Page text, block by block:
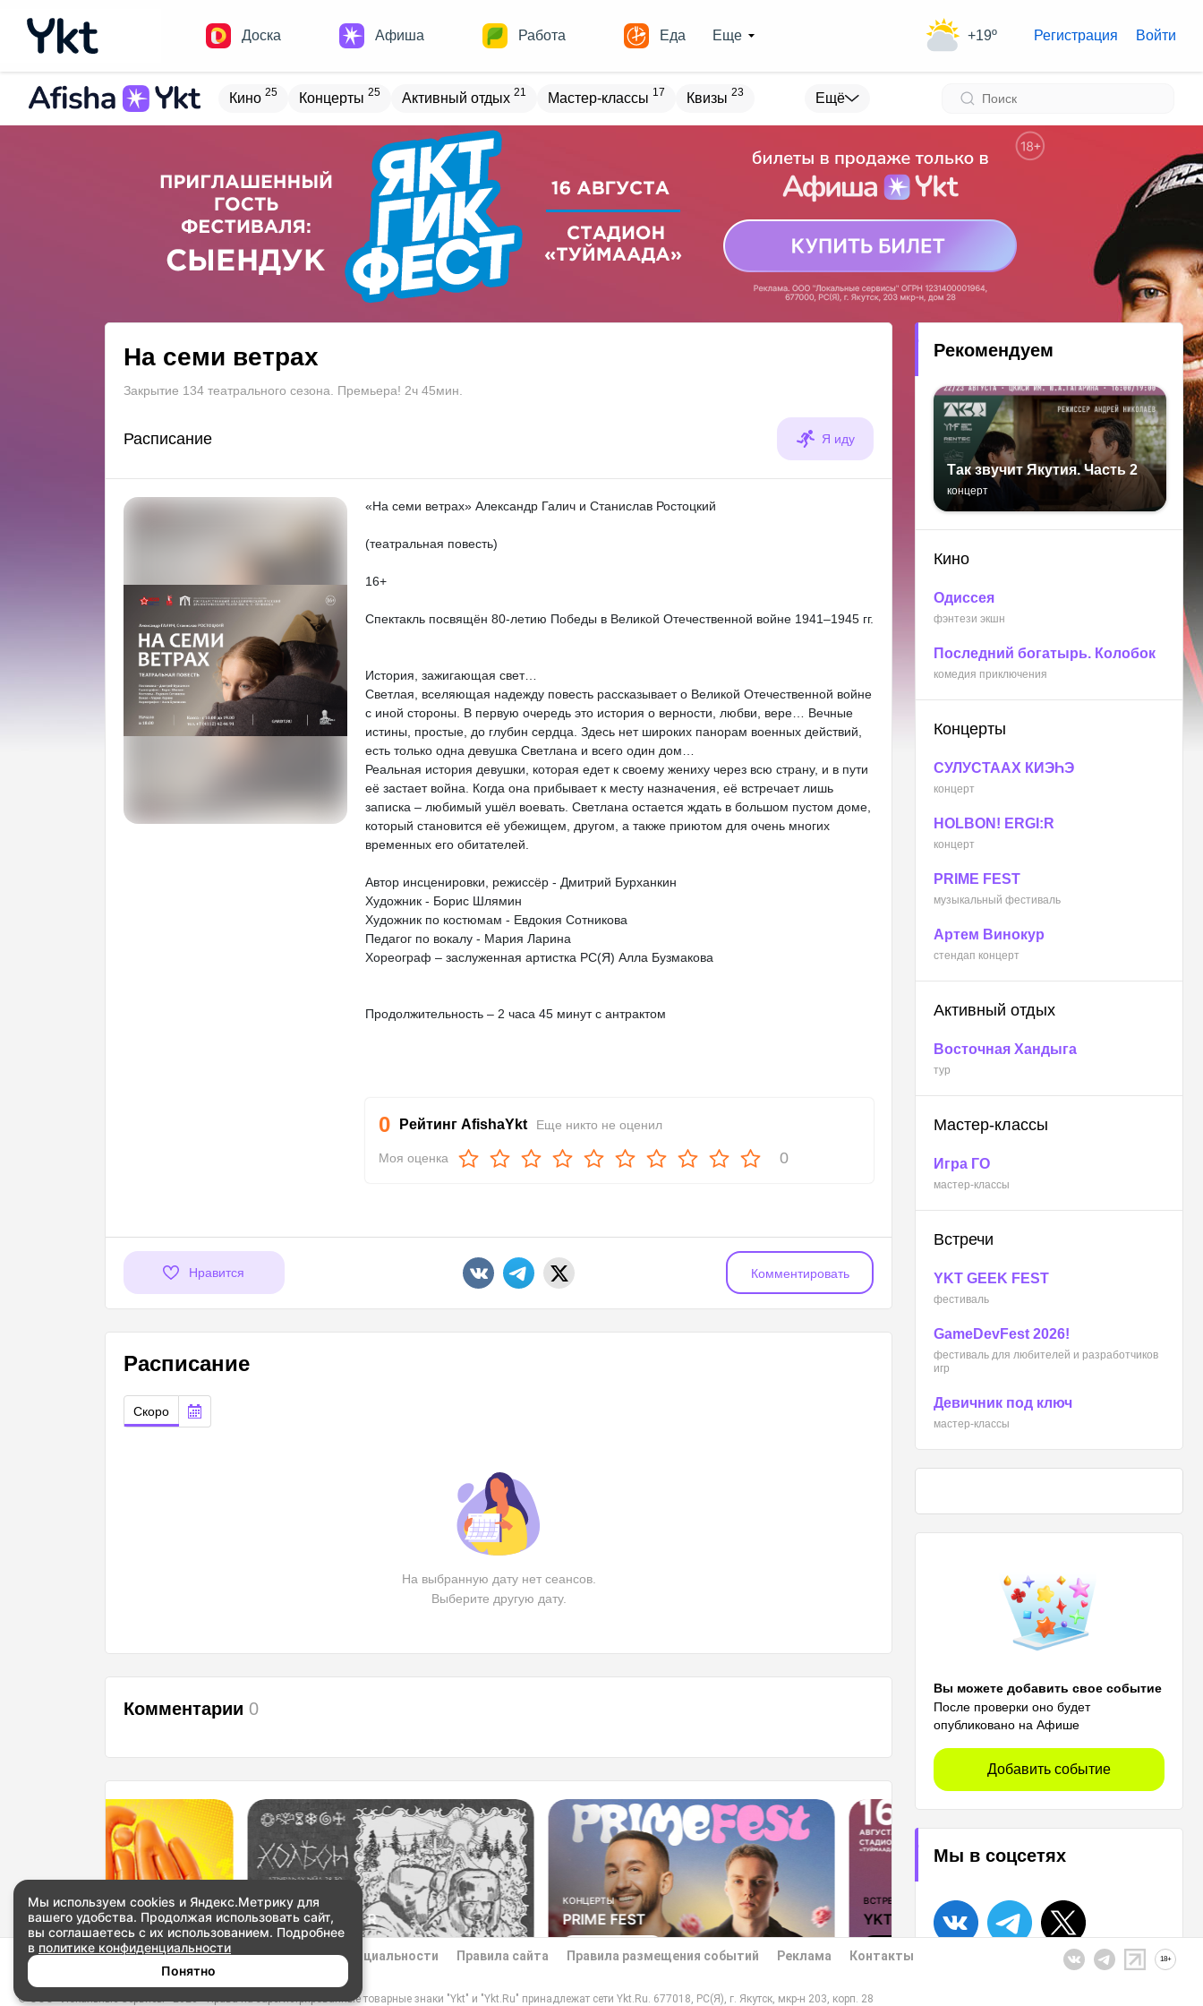
Мы используем cookies и Яндекс.Метрику для
вашего удобства. Продолжая использовать сайт,
вы соглашаетесь с их использованием. Подробнее
в политике конфиденциальности
Понятно
Доска Афиша Работа Еда
Домики Новостройки Места
Еще
Пользовательское соглашение Политика конфиденциальности Правила сайта Правила размещения событий Реклама
Контакты
Предложить событие
© ООО «Локальные Сервисы» 2026 Права на зарегистрированные товарные знаки "Ykt" и "Ykt.Ru" принадлежат сети Ykt.Ru. 677018, РС(Я), г. Якутск, мкр-н 203, корп. 28
18+
+19º Регистрация Войти
Кино 25 Концерты 25 Активный отдых 21 Мастер-классы 17 Квизы 23
Встречи Детям Вечеринки Спорт Выставки Театры
Обучение 4 Квесты 8 Зарубежное
Ещё
На семи ветрах
Закрытие 134 театрального сезона. Премьера! 2ч 45мин.
Расписание Я иду
«На семи ветрах» Александр Галич и Станислав Ростоцкий
(театральная повесть)
16+
Спектакль посвящён 80-летию Победы в Великой Отечественной войне 1941–1945 гг.
История, зажигающая свет…
Светлая, вселяющая надежду повесть рассказывает о Великой Отечественной войне
с иной стороны. В первую очередь это история о верности, любви, вере… Вечные
истины, простые, до глубин сердца. Здесь нет широких панорам военных действий,
есть только одна девушка Светлана и всего один дом…
Реальная история девушки, которая едет к своему жениху через всю страну, и в пути
её застает война. Когда она прибывает к месту назначения, её встречает лишь
записка – любимый ушёл воевать. Светлана остается ждать в большом пустом доме,
который становится её убежищем, другом, а также приютом для очень многих
временных его обитателей.
Автор инсценировки, режиссёр - Дмитрий Бурханкин
Художник - Борис Шлямин
Художник по костюмам - Евдокия Сотникова
Педагог по вокалу - Мария Ларина
Хореограф – заслуженная артистка РС(Я) Алла Бузмакова
Продолжительность – 2 часа 45 минут с антрактом
0 Рейтинг AfishaYkt Еще никто не оценил
Моя оценка 0
Нравится Комментировать
Расписание
Скоро
На выбранную дату нет сеансов.
Выберите другую дату.
Комментарии 0
КОНЦЕРТЫ
HOLBON! ERGI:R
Купить билеты
КОНЦЕРТЫ
PRIME FEST
Купить билеты
ВСТРЕЧИ
YKT GEEK FEST
Купить билеты
КОНЦЕРТЫ
Так звучит Якутия.
Часть 2
Купить билеты
Рекомендуем
концерт
Так звучит Якутия. Часть 2
Кино
Одиссея
фэнтези экшн
Последний богатырь. Колобок
комедия приключения
Концерты
СУЛУСТААХ КИЭҺЭ
концерт
HOLBON! ERGI:R
концерт
PRIME FEST
музыкальный фестиваль
Артем Винокур
стендап концерт
Активный отдых
Восточная Хандыга
тур
Мастер-классы
Игра ГО
мастер-классы
Встречи
YKT GEEK FEST
фестиваль
GameDevFest 2026!
фестиваль для любителей и разработчиков
игр
Девичник под ключ
мастер-классы
Вы можете добавить свое событие
После проверки оно будет
опубликовано на Афише
Добавить событие
Мы в соцсетях